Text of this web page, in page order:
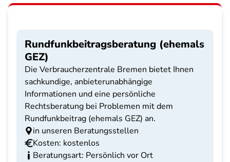
Rundfunkbeitragsberatung (ehemals
GEZ)
Die Verbraucherzentrale Bremen bietet Ihnen
sachkundige, anbieterunabhängige
Informationen und eine persönliche
Rechtsberatung bei Problemen mit dem
Rundfunkbeitrag (ehemals GEZ) an.
in unseren Beratungsstellen
Kosten: kostenlos
Beratungsart: Persönlich vor Ort